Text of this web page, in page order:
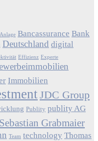
Anlage Bancassurance Bank
Deutschland digital
Effizienz Experte
Immobilien
JDC Group
Publity publity AG
Sebastian Grabmaier
Team technology Thomas